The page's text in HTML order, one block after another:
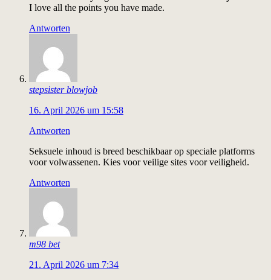
I love all the points you have made.
Antworten
stepsister blowjob
16. April 2026 um 15:58
Antworten
Seksuele inhoud is breed beschikbaar op speciale platforms
voor volwassenen. Kies voor veilige sites voor veiligheid.
Antworten
m98 bet
21. April 2026 um 7:34